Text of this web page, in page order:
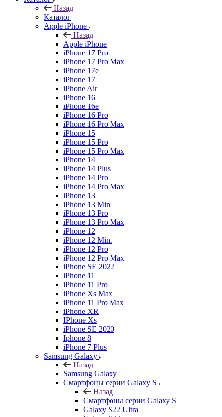
Назад
Каталог
Apple iPhone
Назад
Apple iPhone
iPhone 17 Pro
iPhone 17 Pro Max
iPhone 17e
iPhone 17
iPhone Air
iPhone 16
iPhone 16e
iPhone 16 Pro
iPhone 16 Pro Max
iPhone 15
iPhone 15 Pro
iPhone 15 Pro Max
iPhone 14
iPhone 14 Plus
iPhone 14 Pro
iPhone 14 Pro Max
iPhone 13
iPhone 13 Mini
iPhone 13 Pro
iPhone 13 Pro Max
iPhone 12
iPhone 12 Mini
iPhone 12 Pro
iPhone 12 Pro Max
iPhone SE 2022
iPhone 11
iPhone 11 Pro
iPhone Xs Max
iPhone 11 Pro Max
iPhone XR
IPhone Xs
iPhone SE 2020
Iphone 8
iPhone 7 Plus
Samsung Galaxy
Назад
Samsung Galaxy
Смартфоны серии Galaxy S
Назад
Смартфоны серии Galaxy S
Galaxy S22 Ultra